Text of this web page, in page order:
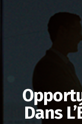
Dans